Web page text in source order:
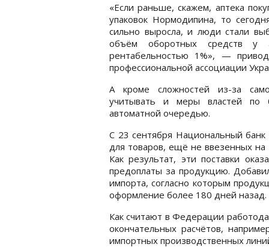
«Если раньше, скажем, аптека
упаковок Нормодипина, то
сильно выросла, и люди стали
объём оборотных средств у
рентабельностью 1%», —
профессиональной ассоциации
А кроме сложностей из-за
учитывать и меры властей по
автоматной очередью.
С 23 сентября Национальный
для товаров, ещё не ввезенных
Как результат, эти поставки
предоплаты за продукцию.
импорта, согласно которым
оформление более 180 дней назад.
Как считают в Федерации
окончательных расчётов,
импортных производственных